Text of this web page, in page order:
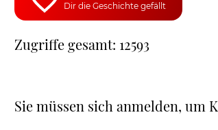
Dir die Geschichte gefällt
Zugriffe gesamt: 12593
Sie müssen sich anmelden, um